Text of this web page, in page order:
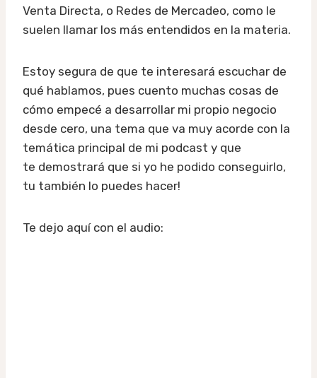
Venta Directa, o Redes de Mercadeo, como le
suelen llamar los más entendidos en la materia.
Estoy segura de que te interesará escuchar de
qué hablamos, pues cuento muchas cosas de
cómo empecé a desarrollar mi propio negocio
desde cero, una tema que va muy acorde con la
temática principal de mi podcast y que
te demostrará que si yo he podido conseguirlo,
tu también lo puedes hacer!
Te dejo aquí con el audio: